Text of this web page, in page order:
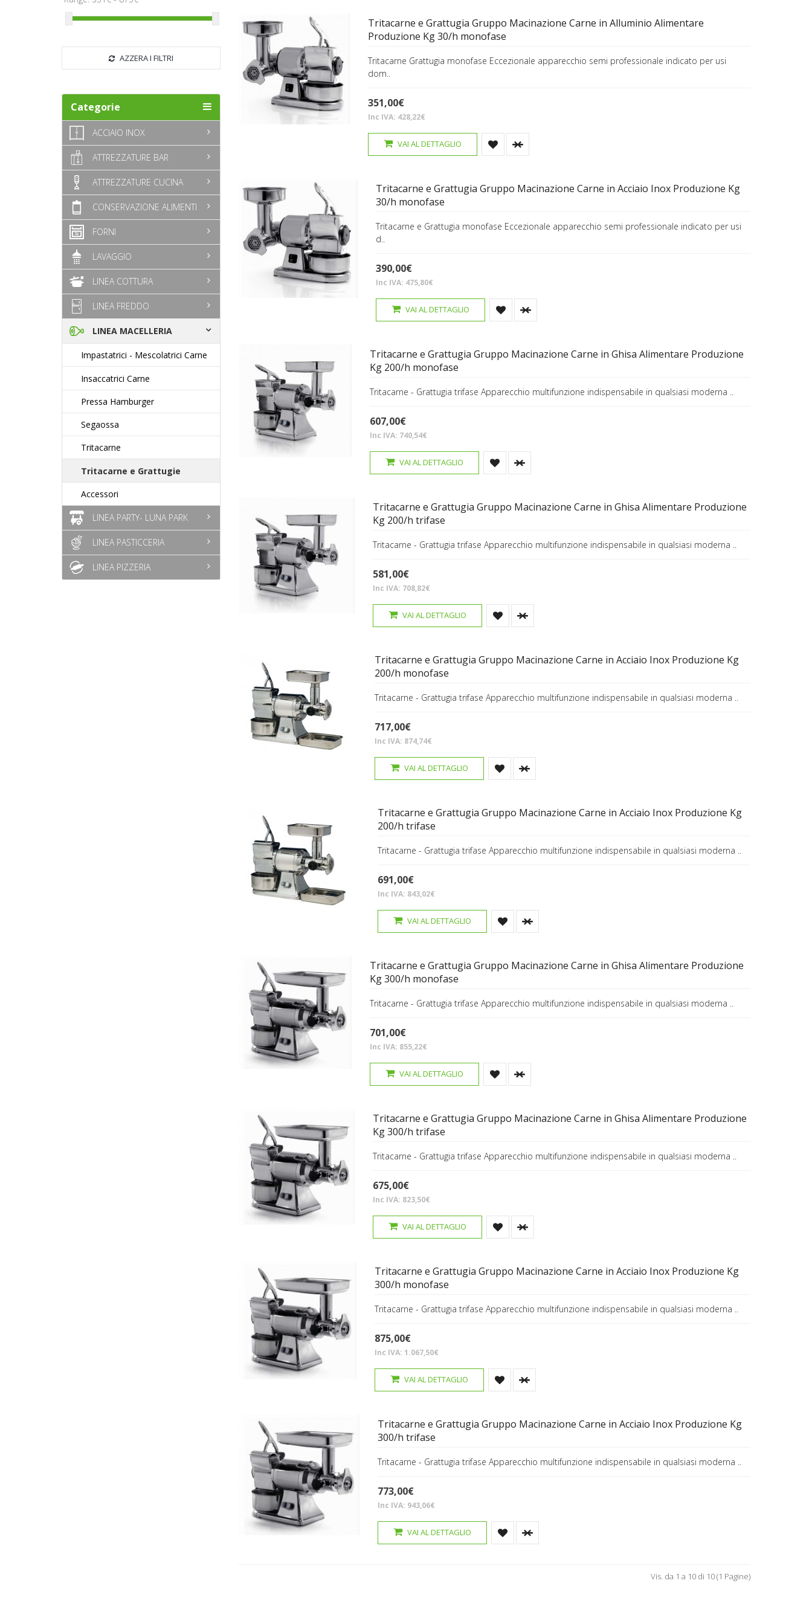
AZZERA I FILTRI
Categorie
ACCIAIO INOX
ATTREZZATURE BAR
ATTREZZATURE CUCINA
CONSERVAZIONE ALIMENTI
FORNI
LAVAGGIO
LINEA COTTURA
LINEA FREDDO
LINEA MACELLERIA
Impastatrici - Mescolatrici Carne
Insaccatrici Carne
Pressa Hamburger
Segaossa
Tritacarne
Tritacarne e Grattugie
Accessori
LINEA PARTY- LUNA PARK
LINEA PASTICCERIA
LINEA PIZZERIA
Tritacarne e Grattugia Gruppo Macinazione Carne in Alluminio Alimentare
Produzione Kg 30/h monofase
Tritacarne Grattugia monofase Eccezionale apparecchio semi professionale indicato per usi
dom..
351,00€
Inc IVA: 428,22€
VAI AL DETTAGLIO
Tritacarne e Grattugia Gruppo Macinazione Carne in Acciaio Inox Produzione Kg
30/h monofase
Tritacarne e Grattugia monofase Eccezionale apparecchio semi professionale indicato per usi
d..
390,00€
Inc IVA: 475,80€
VAI AL DETTAGLIO
Tritacarne e Grattugia Gruppo Macinazione Carne in Ghisa Alimentare Produzione
Kg 200/h monofase
Tritacarne - Grattugia trifase Apparecchio multifunzione indispensabile in qualsiasi moderna ..
607,00€
Inc IVA: 740,54€
VAI AL DETTAGLIO
Tritacarne e Grattugia Gruppo Macinazione Carne in Ghisa Alimentare Produzione
Kg 200/h trifase
Tritacarne - Grattugia trifase Apparecchio multifunzione indispensabile in qualsiasi moderna ..
581,00€
Inc IVA: 708,82€
VAI AL DETTAGLIO
Tritacarne e Grattugia Gruppo Macinazione Carne in Acciaio Inox Produzione Kg
200/h monofase
Tritacarne - Grattugia trifase Apparecchio multifunzione indispensabile in qualsiasi moderna ..
717,00€
Inc IVA: 874,74€
VAI AL DETTAGLIO
Tritacarne e Grattugia Gruppo Macinazione Carne in Acciaio Inox Produzione Kg
200/h trifase
Tritacarne - Grattugia trifase Apparecchio multifunzione indispensabile in qualsiasi moderna ..
691,00€
Inc IVA: 843,02€
VAI AL DETTAGLIO
Tritacarne e Grattugia Gruppo Macinazione Carne in Ghisa Alimentare Produzione
Kg 300/h monofase
Tritacarne - Grattugia trifase Apparecchio multifunzione indispensabile in qualsiasi moderna ..
701,00€
Inc IVA: 855,22€
VAI AL DETTAGLIO
Tritacarne e Grattugia Gruppo Macinazione Carne in Ghisa Alimentare Produzione
Kg 300/h trifase
Tritacarne - Grattugia trifase Apparecchio multifunzione indispensabile in qualsiasi moderna ..
675,00€
Inc IVA: 823,50€
VAI AL DETTAGLIO
Tritacarne e Grattugia Gruppo Macinazione Carne in Acciaio Inox Produzione Kg
300/h monofase
Tritacarne - Grattugia trifase Apparecchio multifunzione indispensabile in qualsiasi moderna ..
875,00€
Inc IVA: 1.067,50€
VAI AL DETTAGLIO
Tritacarne e Grattugia Gruppo Macinazione Carne in Acciaio Inox Produzione Kg
300/h trifase
Tritacarne - Grattugia trifase Apparecchio multifunzione indispensabile in qualsiasi moderna ..
773,00€
Inc IVA: 943,06€
VAI AL DETTAGLIO
Vis. da 1 a 10 di 10 (1 Pagine)